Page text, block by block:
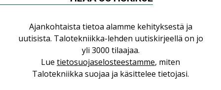
kun erilliset
yhteen”
LEHDEN ARTIKKELIT
04.08.2026
Ajankohtaista tietoa alamme kehityksestä ja
uutisista. Talotekniikka-lehden uutiskirjeellä on jo
yli 3000 tilaajaa.
Lue tietosuojaselosteestamme, miten
Talotekniikka suojaa ja käsittelee tietojasi.